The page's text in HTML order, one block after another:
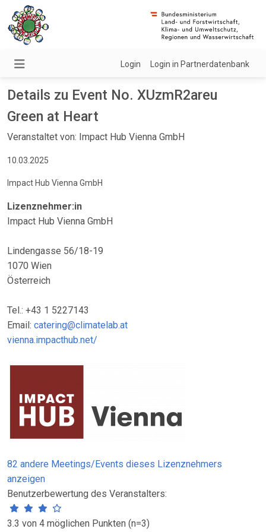
Login Login in Partnerdatenbank
Details zu Event No. XUzmR2areu
Green at Heart
Veranstaltet von: Impact Hub Vienna GmbH
10.03.2025
Impact Hub Vienna GmbH
Lizenznehmer:in
Impact Hub Vienna GmbH
Lindengasse 56/18-19
1070 Wien
Österreich
Tel.: +43 1 5227143
Email: catering@climatelab.at
vienna.impacthub.net/
82 andere Meetings/Events dieses Lizenznehmers
anzeigen
Benutzerbewertung des Veranstalters:
3.3 von 4 möglichen Punkten (n=3)